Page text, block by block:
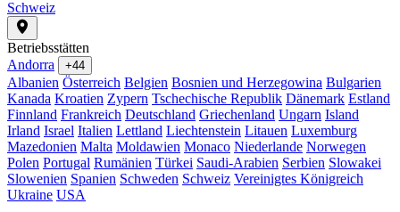
Schweiz
Betriebsstätten
Andorra
+44
Albanien Österreich Belgien Bosnien und Herzegowina Bulgarien
Kanada Kroatien Zypern Tschechische Republik Dänemark Estland
Finnland Frankreich Deutschland Griechenland Ungarn Island
Irland Israel Italien Lettland Liechtenstein Litauen Luxemburg
Mazedonien Malta Moldawien Monaco Niederlande Norwegen
Polen Portugal Rumänien Türkei Saudi-Arabien Serbien Slowakei
Slowenien Spanien Schweden Schweiz Vereinigtes Königreich
Ukraine USA